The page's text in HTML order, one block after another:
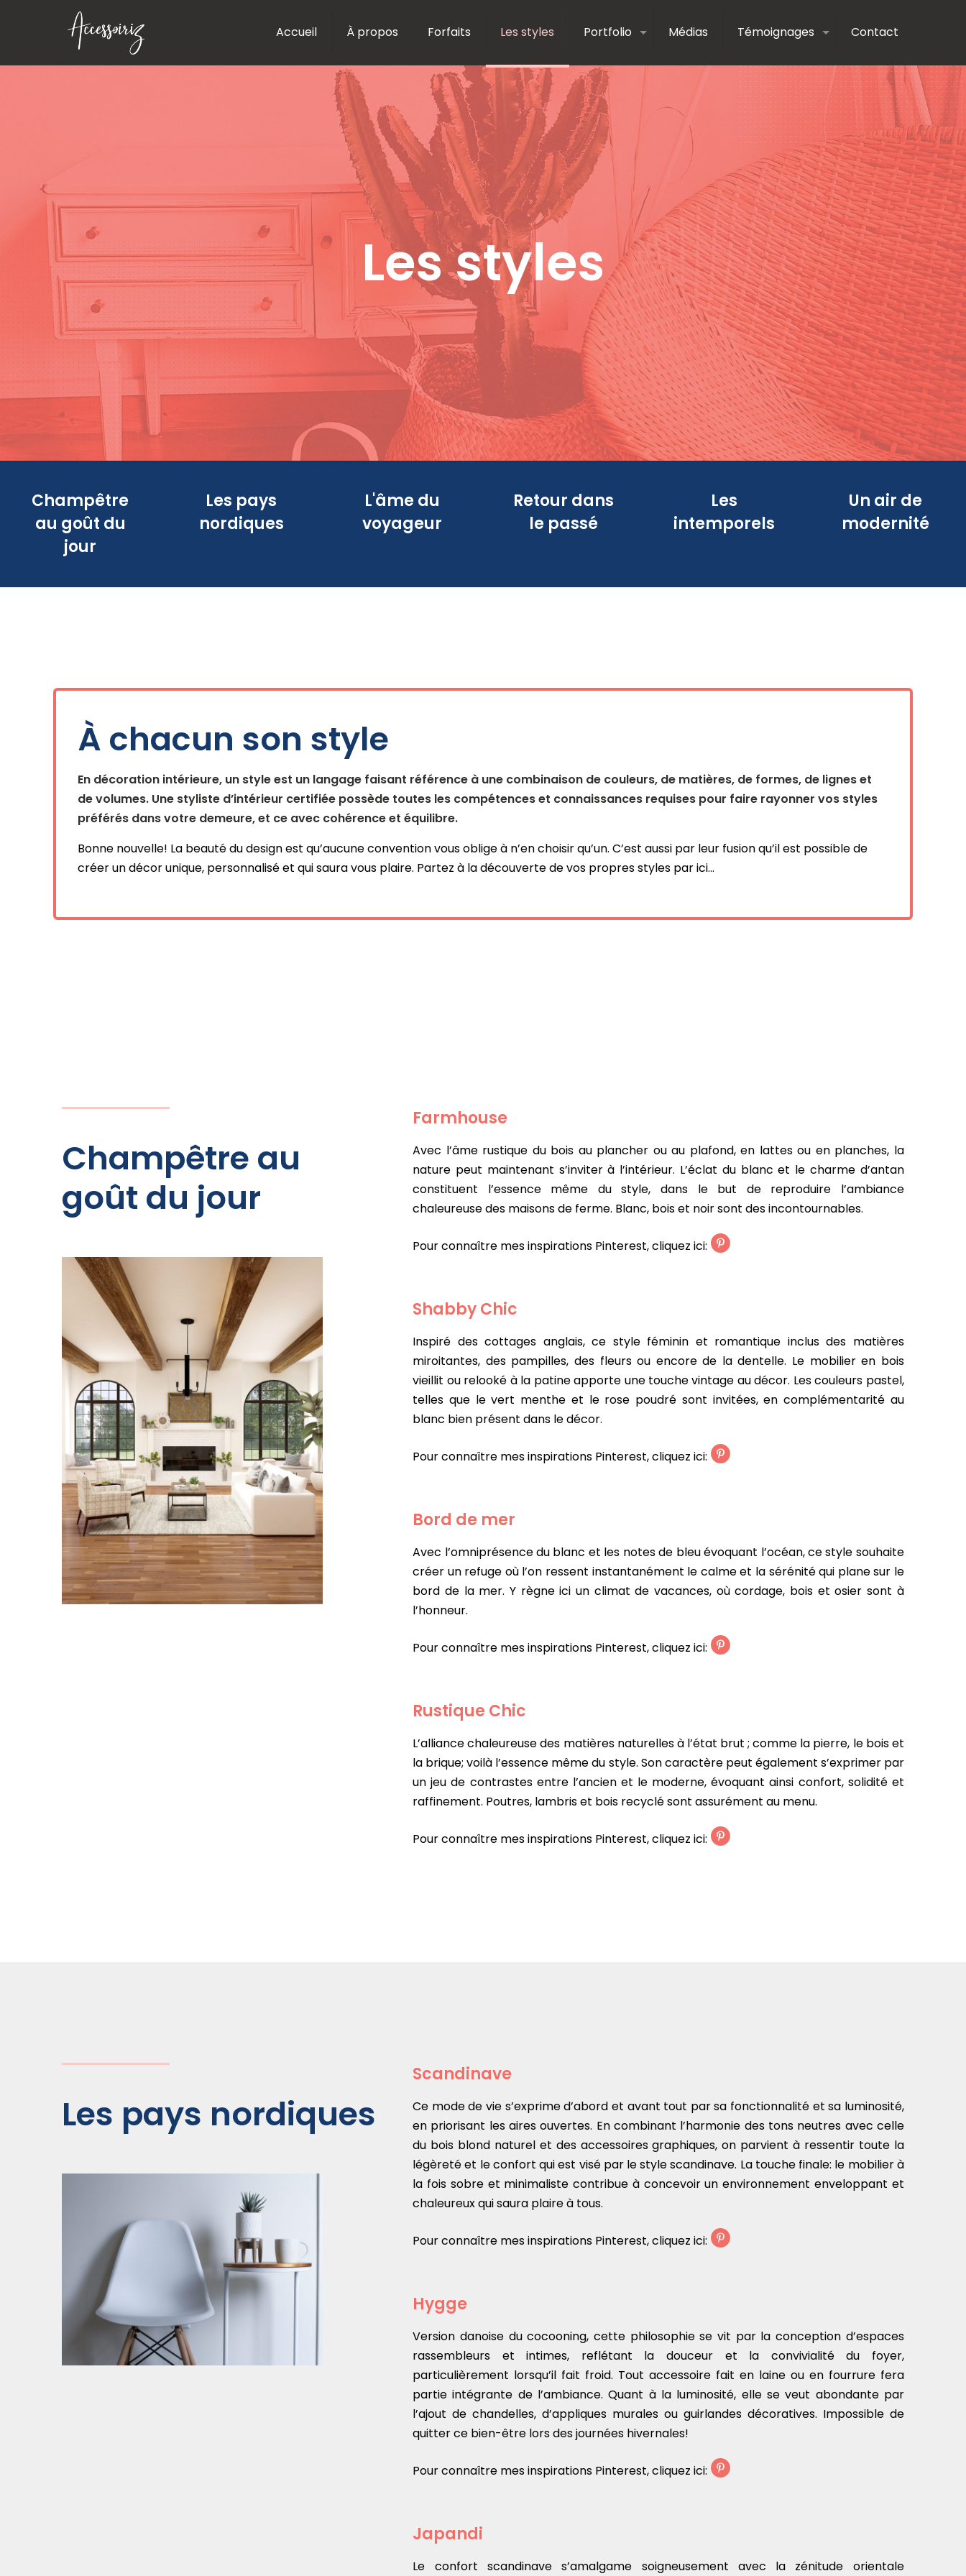
Accueil À propos Forfaits Les styles Portfolio Médias Témoignages Contact
Les styles
Champêtre
au goût du
jour
Les pays
nordiques
L'âme du
voyageur
Retour dans
le passé
Les
intemporels
Un air de
modernité
À chacun son style
En décoration intérieure, un style est un langage faisant référence à une combinaison de couleurs, de matières, de formes, de lignes et
de volumes. Une styliste d’intérieur certifiée possède toutes les compétences et connaissances requises pour faire rayonner vos styles
préférés dans votre demeure, et ce avec cohérence et équilibre.
Bonne nouvelle! La beauté du design est qu’aucune convention vous oblige à n’en choisir qu’un. C’est aussi par leur fusion qu’il est possible de
créer un décor unique, personnalisé et qui saura vous plaire. Partez à la découverte de vos propres styles par ici...
Champêtre au
goût du jour
Farmhouse
Avec l’âme rustique du bois au plancher ou au plafond, en lattes ou en planches, la
nature peut maintenant s’inviter à l’intérieur. L’éclat du blanc et le charme d’antan
constituent l’essence même du style, dans le but de reproduire l’ambiance
chaleureuse des maisons de ferme. Blanc, bois et noir sont des incontournables.
Pour connaître mes inspirations Pinterest, cliquez ici:
Shabby Chic
Inspiré des cottages anglais, ce style féminin et romantique inclus des matières
miroitantes, des pampilles, des fleurs ou encore de la dentelle. Le mobilier en bois
vieillit ou relooké à la patine apporte une touche vintage au décor. Les couleurs pastel,
telles que le vert menthe et le rose poudré sont invitées, en complémentarité au
blanc bien présent dans le décor.
Pour connaître mes inspirations Pinterest, cliquez ici:
Bord de mer
Avec l’omniprésence du blanc et les notes de bleu évoquant l’océan, ce style souhaite
créer un refuge où l’on ressent instantanément le calme et la sérénité qui plane sur le
bord de la mer. Y règne ici un climat de vacances, où cordage, bois et osier sont à
l’honneur.
Pour connaître mes inspirations Pinterest, cliquez ici:
Rustique Chic
L’alliance chaleureuse des matières naturelles à l’état brut ; comme la pierre, le bois et
la brique; voilà l’essence même du style. Son caractère peut également s’exprimer par
un jeu de contrastes entre l’ancien et le moderne, évoquant ainsi confort, solidité et
raffinement. Poutres, lambris et bois recyclé sont assurément au menu.
Pour connaître mes inspirations Pinterest, cliquez ici:
Les pays nordiques
Scandinave
Ce mode de vie s’exprime d’abord et avant tout par sa fonctionnalité et sa luminosité,
en priorisant les aires ouvertes. En combinant l’harmonie des tons neutres avec celle
du bois blond naturel et des accessoires graphiques, on parvient à ressentir toute la
légèreté et le confort qui est visé par le style scandinave. La touche finale: le mobilier à
la fois sobre et minimaliste contribue à concevoir un environnement enveloppant et
chaleureux qui saura plaire à tous.
Pour connaître mes inspirations Pinterest, cliquez ici:
Hygge
Version danoise du cocooning, cette philosophie se vit par la conception d’espaces
rassembleurs et intimes, reflétant la douceur et la convivialité du foyer,
particulièrement lorsqu’il fait froid. Tout accessoire fait en laine ou en fourrure fera
partie intégrante de l’ambiance. Quant à la luminosité, elle se veut abondante par
l’ajout de chandelles, d’appliques murales ou guirlandes décoratives. Impossible de
quitter ce bien-être lors des journées hivernales!
Pour connaître mes inspirations Pinterest, cliquez ici:
Japandi
Le confort scandinave s’amalgame soigneusement avec la zénitude orientale